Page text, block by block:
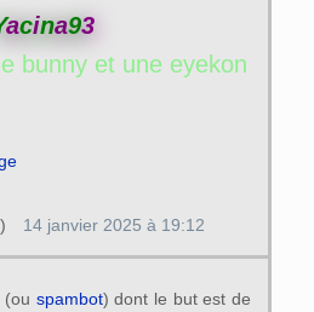
acina93
bunny et une eyekon ? -
) 14 janvier 2025 à 19:12
(ou spambot) dont le but est de